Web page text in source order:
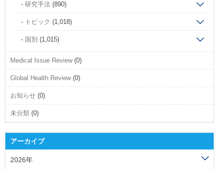
研究手法 (890)
トピック (1,018)
国別 (1,015)
Medical Issue Review(0)
Global Health Review(0)
お知らせ (0)
未分類 (0)
アーカイブ
2026年